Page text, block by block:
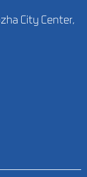
City Center,